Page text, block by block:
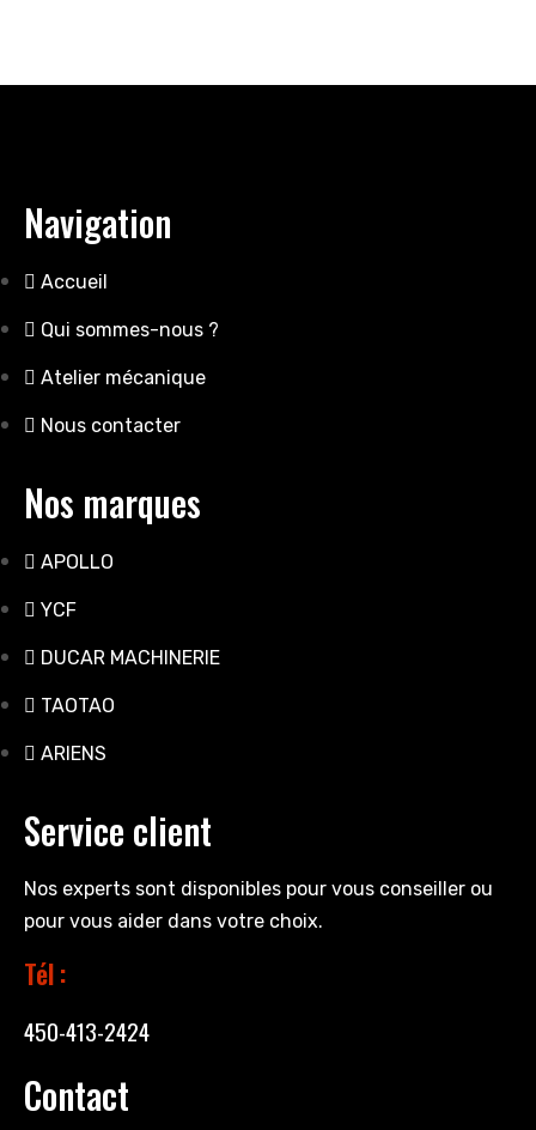
Navigation
Accueil
Qui sommes-nous ?
Atelier mécanique
Nous contacter
Nos marques
APOLLO
YCF
DUCAR MACHINERIE
TAOTAO
ARIENS
Service client
Nos experts sont disponibles pour vous conseiller ou
pour vous aider dans votre choix.
Tél :
450-413-2424
Contact